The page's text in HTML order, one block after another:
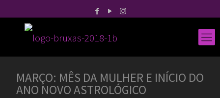
MARÇO: MÊS DA MULHER E INÍCIO DO
ANO NOVO ASTROLÓGICO